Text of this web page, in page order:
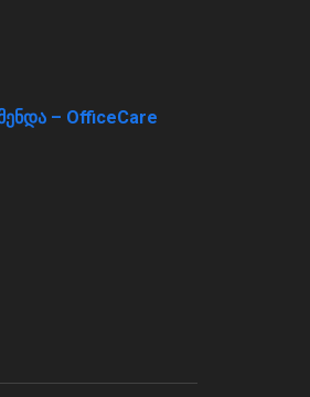
– OfficeCare